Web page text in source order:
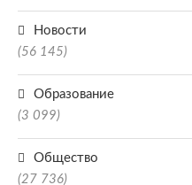
Новости
(56 145)
Образование
(3 099)
Общество
(27 736)